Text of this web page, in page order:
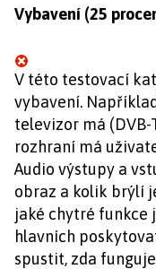
Vybavení (25
V této testovací
vybavení.
televizor má (DVB-
rozhraní má
Audio výstupy a
obraz a kolik brýlí
jaké chytré funkce
hlavních
spustit, zda